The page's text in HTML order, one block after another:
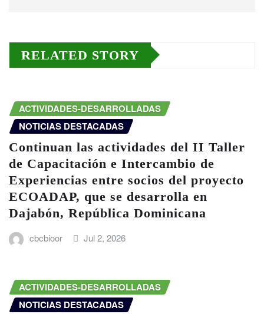
RELATED STORY
ACTIVIDADES-DESARROLLADAS
NOTICIAS DESTACADAS
Continuan las actividades del II Taller
de Capacitación e Intercambio de
Experiencias entre socios del proyecto
ECOADAP, que se desarrolla en
Dajabón, República Dominicana
cbcbioor Jul 2, 2026
ACTIVIDADES-DESARROLLADAS
NOTICIAS DESTACADAS